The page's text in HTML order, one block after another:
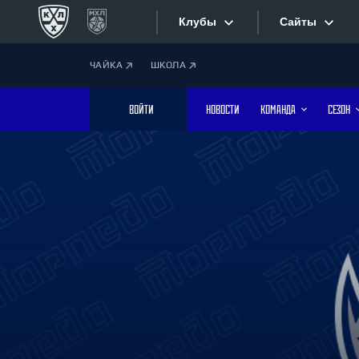
Клубы
Дивизион Боброва
Лада
Сайты
Фотобанк
ЧАЙКА ШКОЛА
ВОЙТИ НОВОСТИ КОМАНДА СЕЗОН